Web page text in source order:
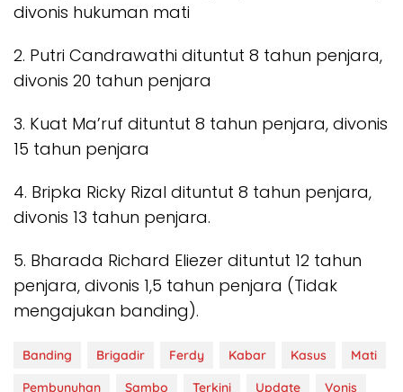
divonis hukuman mati
2. Putri Candrawathi dituntut 8 tahun penjara,
divonis 20 tahun penjara
3. Kuat Ma’ruf dituntut 8 tahun penjara, divonis
15 tahun penjara
4. Bripka Ricky Rizal dituntut 8 tahun penjara,
divonis 13 tahun penjara.
5. Bharada Richard Eliezer dituntut 12 tahun
penjara, divonis 1,5 tahun penjara (Tidak
mengajukan banding).
Banding Brigadir Ferdy Kabar Kasus
Mati
Pembunuhan
Sambo Terkini Update Vonis